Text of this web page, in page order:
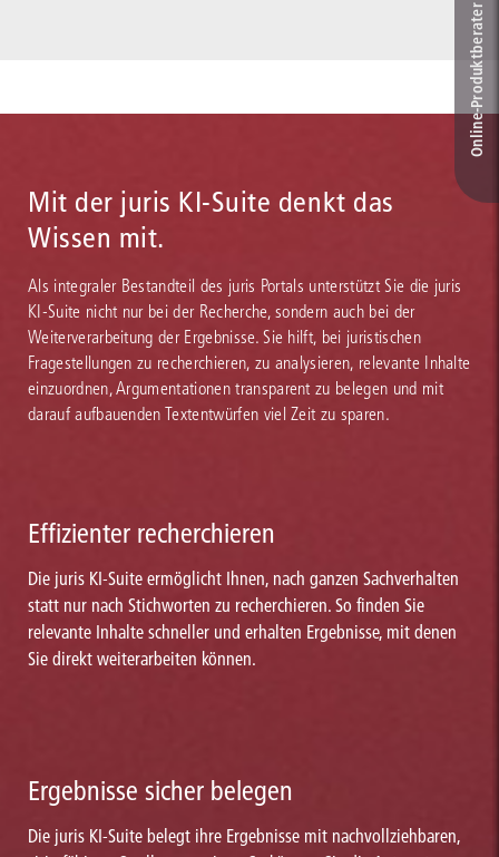
Mit der juris KI-Suite denkt das
Wissen mit.
Als integraler Bestandteil des juris Portals unterstützt Sie die juris
KI-Suite nicht nur bei der Recherche, sondern auch bei der
Weiterverarbeitung der Ergebnisse. Sie hilft, bei juristischen
Fragestellungen zu recherchieren, zu analysieren, relevante Inhalte
einzuordnen, Argumentationen transparent zu belegen und mit
darauf aufbauenden Textentwürfen viel Zeit zu sparen.
Effizienter recherchieren
Die juris KI-Suite ermöglicht Ihnen, nach ganzen Sachverhalten
statt nur nach Stichworten zu recherchieren. So finden Sie
relevante Inhalte schneller und erhalten Ergebnisse, mit denen
Sie direkt weiterarbeiten können.
Ergebnisse sicher belegen
Die juris KI-Suite belegt ihre Ergebnisse mit nachvollziehbaren,
Online-Produkt­berater